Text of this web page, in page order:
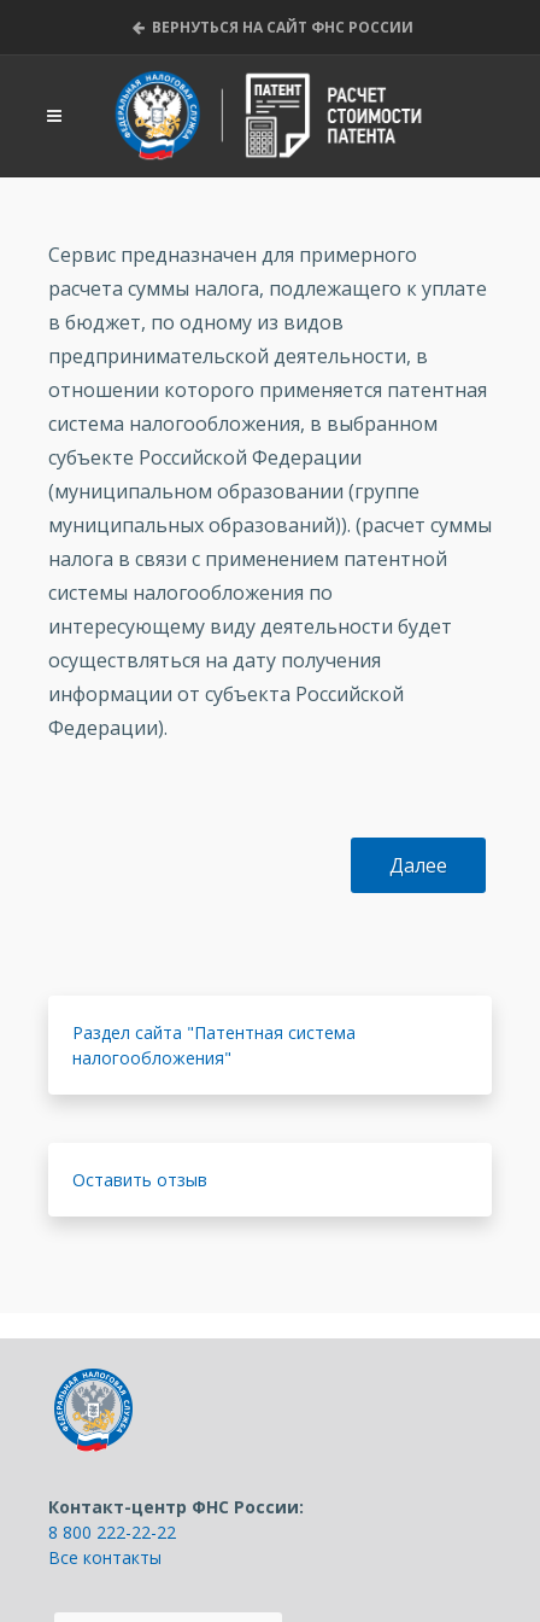
ВЕРНУТЬСЯ НА САЙТ ФНС РОССИИ
Сервис предназначен для примерного
расчета суммы налога, подлежащего к уплате
в бюджет, по одному из видов
предпринимательской деятельности, в
отношении которого применяется патентная
система налогообложения, в выбранном
субъекте Российской Федерации
(муниципальном образовании (группе
муниципальных образований)). (расчет суммы
налога в связи с применением патентной
системы налогообложения по
интересующему виду деятельности будет
осуществляться на дату получения
информации от субъекта Российской
Федерации).
Далее
Раздел сайта "Патентная система
налогообложения"
Оставить отзыв
Контакт-центр ФНС России:
8 800 222-22-22
Все контакты